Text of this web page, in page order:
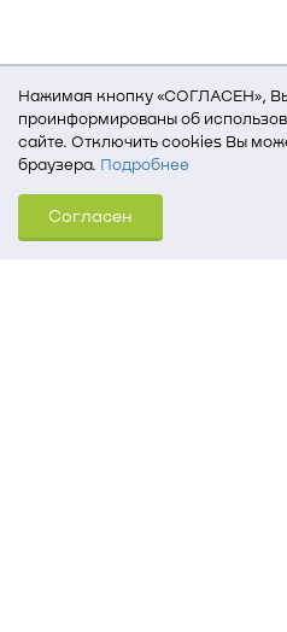
Нажимая кнопку «СОГЛАСЕН»,
проинформированы об
сайте. Отключить cookies Вы
браузера. Подробнее
Для того, чтобы мы могли
услуги, мы используем cookies,
на Вашем компьютере (Сведения
Согласен